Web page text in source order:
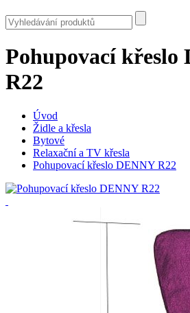
Pohupovací křeslo
R22
Úvod
Židle a křesla
Bytové
Relaxační a TV křesla
Pohupovací křeslo DENNY R22